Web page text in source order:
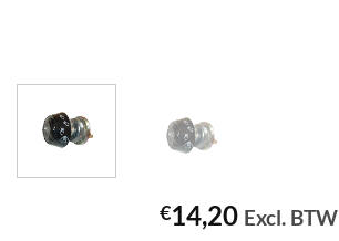
€14,20 Excl. BTW